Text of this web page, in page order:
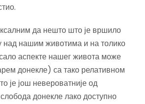
да нешто што је вршило
над нашим животима и на толико
аспекте нашег живота може
донекле) са тако релативном
је још невероватније од
донекле лако доступно